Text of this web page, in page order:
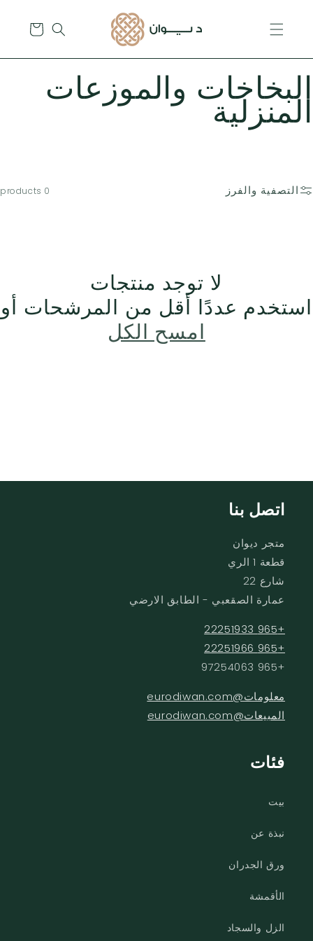
المحتوى
التسوق
م
ج
م
ع
ة
البخاخات والموزعات
المنزلية
التصفية والفرز 0 products
لا توجد منتجات
استخدم عددًا أقل من المرشحات أو
امسح الكل
اتصل بنا
متجر ديوان
قطعة 1 الري
شارع 22
عمارة الصقعبي - الطابق الارضي
+965 22251933
+965 22251966
+965 97254063
معلومات@eurodiwan.com
المبيعات@eurodiwan.com
فئات
بيت
نبذة عن
ورق الجدران
الأقمشة
الزل والسجاد